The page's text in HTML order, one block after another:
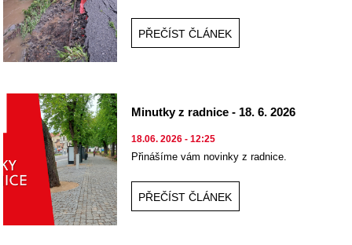
PŘEČÍST ČLÁNEK
Minutky z radnice - 18. 6. 2026
18.06. 2026 - 12:25
Přinášíme vám novinky z radnice.
PŘEČÍST ČLÁNEK